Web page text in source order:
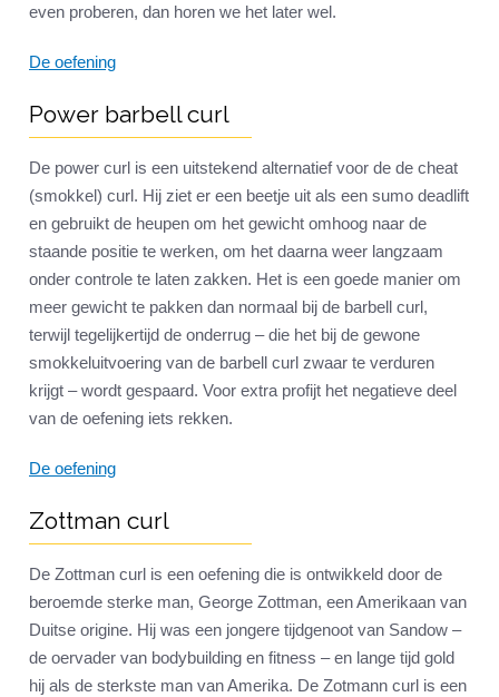
even proberen, dan horen we het later wel.
De oefening
Power barbell curl
De power curl is een uitstekend alternatief voor de de cheat
(smokkel) curl. Hij ziet er een beetje uit als een sumo deadlift
en gebruikt de heupen om het gewicht omhoog naar de
staande positie te werken, om het daarna weer langzaam
onder controle te laten zakken. Het is een goede manier om
meer gewicht te pakken dan normaal bij de barbell curl,
terwijl tegelijkertijd de onderrug – die het bij de gewone
smokkeluitvoering van de barbell curl zwaar te verduren
krijgt – wordt gespaard. Voor extra profijt het negatieve deel
van de oefening iets rekken.
De oefening
Zottman curl
De Zottman curl is een oefening die is ontwikkeld door de
beroemde sterke man, George Zottman, een Amerikaan van
Duitse origine. Hij was een jongere tijdgenoot van Sandow –
de oervader van bodybuilding en fitness – en lange tijd gold
hij als de sterkste man van Amerika. De Zotmann curl is een